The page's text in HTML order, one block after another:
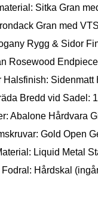
Sitka Gran
Gran med
Rygg & Sidor
Rosewood
Sidenmatt
Bredd vid Sadel:
Abalone Hårdvara
Gold Open
Liquid Metal
Hårdskal